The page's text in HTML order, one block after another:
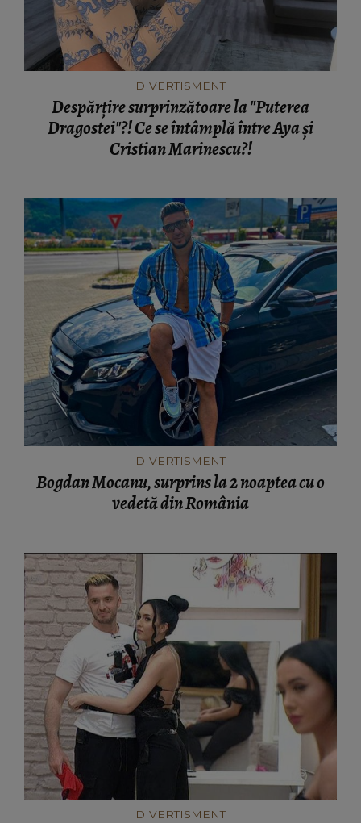
DIVERTISMENT
Despărțire surprinzătoare la "Puterea
Dragostei"?! Ce se întâmplă între Aya și
Cristian Marinescu?!
DIVERTISMENT
Bogdan Mocanu, surprins la 2 noaptea cu o
vedetă din România
DIVERTISMENT